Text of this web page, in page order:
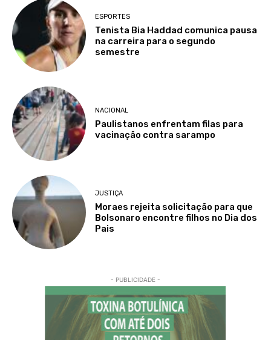
ESPORTES
Tenista Bia Haddad comunica pausa
na carreira para o segundo
semestre
NACIONAL
Paulistanos enfrentam filas para
vacinação contra sarampo
JUSTIÇA
Moraes rejeita solicitação para que
Bolsonaro encontre filhos no Dia dos
Pais
- PUBLICIDADE -